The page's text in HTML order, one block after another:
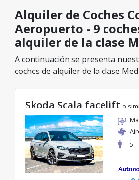
Alquiler de Coches
Aeropuerto - 9
alquiler de la clase
A continuación se presenta
coches de alquiler de la clase
elegir el modelo ideal de la
seleccionada, con tarifas
40€/día.
Skoda Scala facelift o
5